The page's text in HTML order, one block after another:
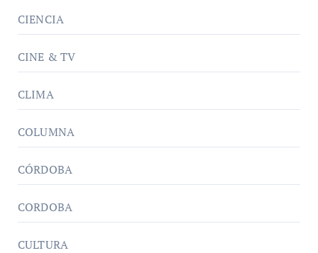
CIENCIA
CINE & TV
CLIMA
COLUMNA
CÓRDOBA
CORDOBA
CULTURA